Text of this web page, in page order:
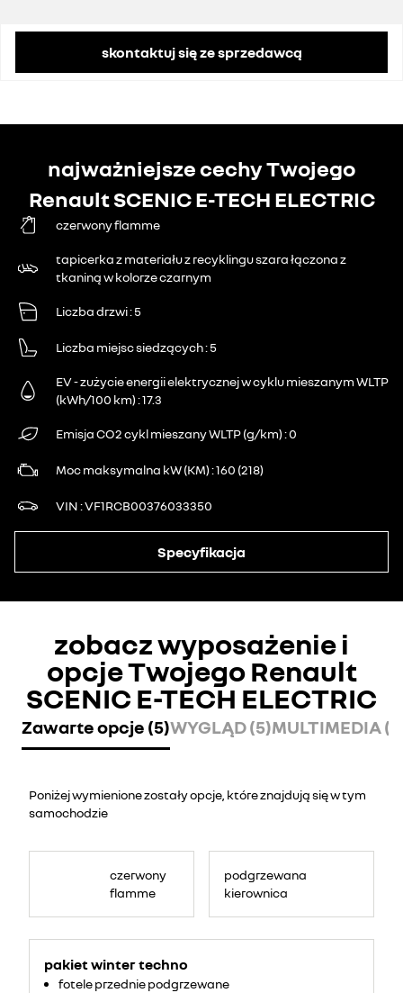
skontaktuj się ze sprzedawcą
najważniejsze cechy Twojego
Renault SCENIC E-TECH ELECTRIC
czerwony flamme
tapicerka z materiału z recyklingu szara łączona z
tkaniną w kolorze czarnym
Liczba drzwi 5
Liczba miejsc siedzących 5
EV - zużycie energii elektrycznej w cyklu mieszanym WLTP
(kWh/100 km) 17.3
Emisja CO2 cykl mieszany WLTP (g/km) 0
Moc maksymalna kW (KM) 160 (218)
VIN VF1RCB00376033350
Specyfikacja
zobacz wyposażenie i
opcje Twojego Renault
SCENIC E-TECH ELECTRIC
Zawarte opcje (5)WYGLĄD (5)MULTIMEDIA
Poniżej wymienione zostały opcje, które znajdują się w tym
samochodzie
czerwony
flamme
podgrzewana
kierownica
pakiet winter techno
fotele przednie podgrzewane